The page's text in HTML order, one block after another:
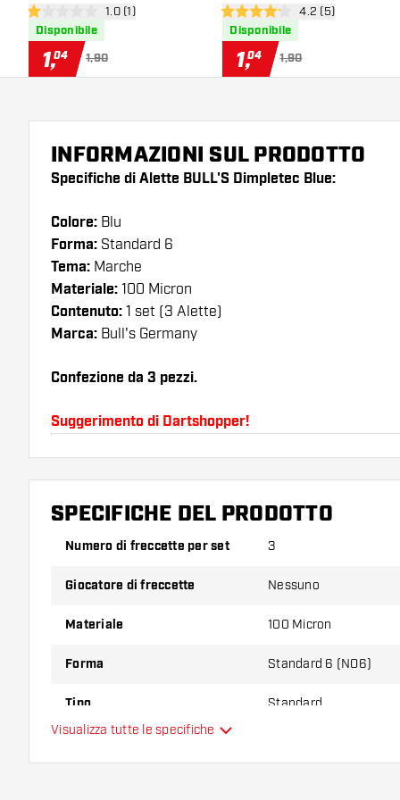
apri pannello recensioni
1 stelle di valutazione
1.0 (1)
Disponibile
1,04 1,90
apri pannello
4.2 stelle di valutazione
4.2 (5)
Disponibile
1,04 1,90
INFORMAZIONI SUL PRODOTTO
Specifiche di Alette BULL'S Dimpletec Blue:
Colore: Blu
Forma: Standard 6
Tema: Marche
Materiale: 100 Micron
Contenuto: 1 set (3 Alette)
Marca: Bull's Germany
Confezione da 3 pezzi.
Suggerimento di Dartshopper!
Assicuratevi di avere a portata di mano un gran
astine. Questi possono danneggiarsi o rompersi
scoprire quale variante vi si addice di più!
SPECIFICHE DEL PRODOTTO
Numero di freccette per set 3
Giocatore di freccette Nessuno
Materiale 100 Micron
Forma Standard 6 (NO6)
Tipo Standard
Visualizza tutte le specifiche